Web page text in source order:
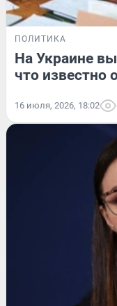
ПОЛИТИКА
На Украине
что известно
16 июля, 2026, 18:02